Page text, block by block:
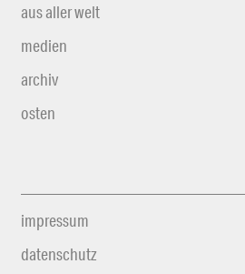
aus aller welt
medien
archiv
osten
impressum
datenschutz